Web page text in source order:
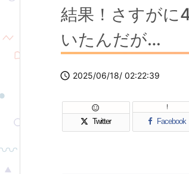
結果！さすがに
いたんだが…
 2025/06/18/ 02:22:39
Twitter

Facebook
!